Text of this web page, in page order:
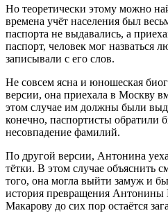
Но теоретически этому можно
времена учёт населения был
паспорта не выдавались, а
паспорт, человек мог назваться
записывали с его слов.
Не совсем ясна и юношеская
версии, она приехала в Москву
этом случае им должны были
конечно, паспортисты обратили
несовпадение фамилий.
По другой версии, Антонина
тётки. В этом случае объяснить
того, она могла выйти замуж и
история превращения
Макарову до сих пор остаётся